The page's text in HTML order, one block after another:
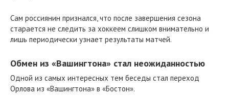
Сам россиянин признался, что после завершения сезона
старается не следить за хоккеем слишком внимательно и
лишь периодически узнает результаты матчей.
Обмен из «Вашингтона» стал неожиданностью
Одной из самых интересных тем беседы стал переход
Орлова из «Вашингтона» в «Бостон».